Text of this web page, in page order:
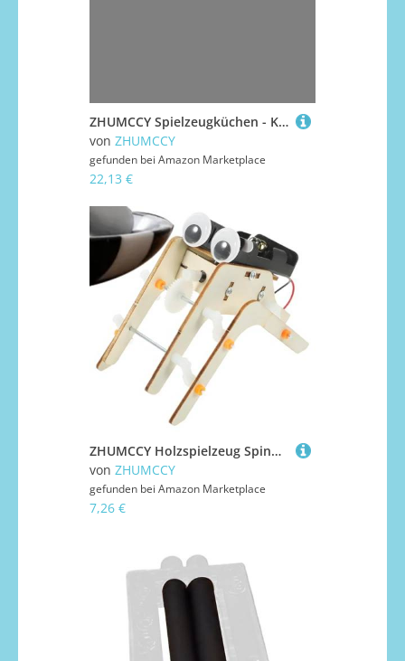
ZHUMCCY Spielzeugküchen - Küchenspielzeug Für Kleinkinder | 24 Teile Motorikspielzeug Ab 3 Jahre Kinder Kleinkinder Zuhause Kindergarten
von ZHUMCCY
gefunden bei Amazon Marketplace
22,13 €
ZHUMCCY Holzspielzeug Spinne | Holzroboter | Sensorisches Interaktives Pädagogisches Spielzeug Für Spielzimmer Geburtstag Sommercamp Wochenende Aktivitäten
von ZHUMCCY
gefunden bei Amazon Marketplace
7,26 €